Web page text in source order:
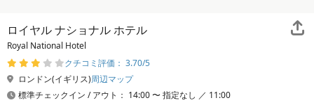
ロイヤル ナショナル ホテル
Royal National Hotel
クチコミ評価： 3.70/5
ロンドン(イギリス)周辺マップ
標準チェックイン / アウト： 14:00 〜 指定なし ／ 11:00